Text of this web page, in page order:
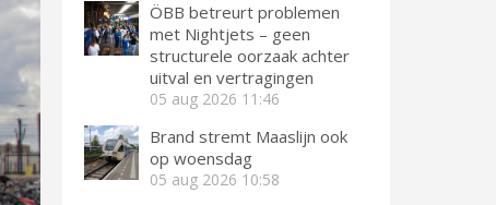
ÖBB betreurt problemen
met Nightjets – geen
structurele oorzaak achter
uitval en vertragingen
05 aug 2026 11:46
Brand stremt Maaslijn ook
op woensdag
05 aug 2026 10:58